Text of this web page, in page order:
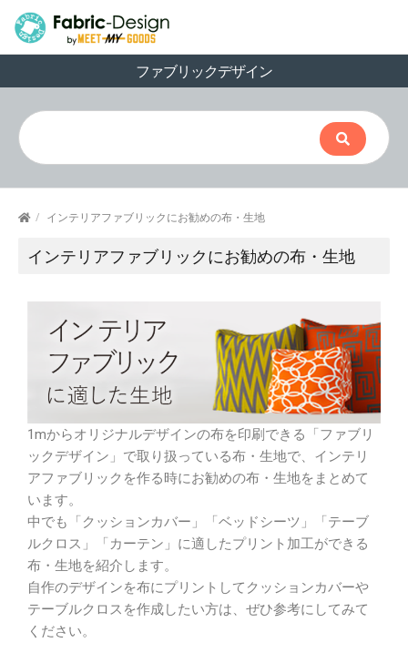
ファブリックデザイン
/ インテリアファブリックにお勧めの布・生地
インテリアファブリックにお勧めの布・生地
1mからオリジナルデザインの布を印刷できる「ファブリ
ックデザイン」で取り扱っている布・生地で、インテリ
アファブリックを作る時にお勧めの布・生地をまとめて
います。
中でも「クッションカバー」「ベッドシーツ」「テーブ
ルクロス」「カーテン」に適したプリント加工ができる
布・生地を紹介します。
自作のデザインを布にプリントしてクッションカバーや
テーブルクロスを作成したい方は、ぜひ参考にしてみて
ください。